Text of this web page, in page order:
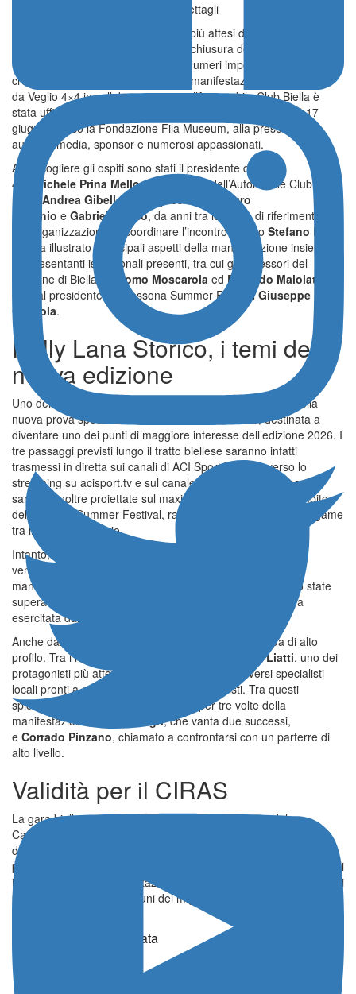
Rally Lana Storico, le curiosità e i dettagli
Si avvicina uno degli appuntamenti più attesi della stagione delle
auto storiche e, a pochi giorni dalla chiusura delle iscrizioni, il 15°
Rally Lana Storico si presenta con numeri importanti e una
crescente attenzione mediatica. La manifestazione organizzata
da Veglio 4×4 in collaborazione con l’Automobile Club Biella è
stata ufficialmente presentata nella mattinata di mercoledì 17
giugno presso la Fondazione Fila Museum, alla presenza di
autorità, media, sponsor e numerosi appassionati.
Ad accogliere gli ospiti sono stati il presidente di Veglio
4×4
Michele Prina Mello, il presidente dell’Automobile Club
Biella Andrea Gibello , il vice presidente
Mauro
Bocchio e Gabriele Bodo, da anni tra le figure di riferimento
dell’organizzazione. A coordinare l’incontro è stato Stefano Belli
che ha illustrato i principali aspetti della manifestazione insieme ai
rappresentanti istituzionali presenti, tra cui gli assessori del
Comune di Biella
Giacomo Moscarola ed Edoardo Maiolatesi
oltre al presidente del Lessona Summer FestivalGiuseppe
Graziola.
Rally Lana Storico, i temi della
nuova edizione
Uno dei temi centrali della presentazione è stato il ruolo della
nuova prova speciale “Lessona – Piero Giardino”, destinata a
diventare uno dei punti di maggiore interesse dell’edizione 2026. I
tre passaggi previsti lungo il tratto biellese saranno infatti
trasmessi in diretta sui canali di ACI Sport TV, attraverso lo
streaming su acisport.tv e sul canale 228 di Sky. Le immagini
saranno inoltre proiettate sul maxi schermo allestito nell’ambito
del Lessona Summer Festival, rafforzando ulteriormente il legame
tra il rally e il territorio.
Intanto, con la chiusura delle iscrizioni fissata alle ore 18 di
venerdì 19 giugno, i numeri stanno già premiando la
manifestazione. Tra rally storico e regolarità a media sono state
superate le cento adesioni, segnale della grande attrattiva
esercitata dall’appuntamento biellese.
Anche dal punto di vista sportivo si annuncia una sfida di alto
profilo. Tra i nomi già emersi figura quello di
Piero Liatti, uno dei
protagonisti più attesi, ma non mancheranno diversi specialisti
locali pronti a recitare un ruolo da protagonisti. Tra questi
spiccano
, vincitore per tre volte della
manifestazione,
Davide Negri, che vanta due successi,
e Corrado Pinzano, chiamato a confrontarsi con un parterre di
alto livello.
Validità per il CIRAS
La gara biellese, valida come quinto appuntamento del
Campionato Italiano Rally Auto Storiche, si conferma così uno
degli eventi di riferimento della stagione. Tradizione, qualità del
percorso e una crescente esposizione televisiva rappresentano gli
ingredienti di una manifestazione che continua a crescere e che si
prepara ad accogliere alcuni dei migliori interpreti del panorama
© Riproduzione Riservata